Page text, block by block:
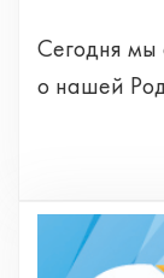
Сегодня мы
о нашей